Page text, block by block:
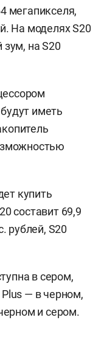
мегапикселя,
На моделях S20
зум, на S20
иметь
купить
составит 69,9
рублей, S20
в сером,
— в черном,
и сером.